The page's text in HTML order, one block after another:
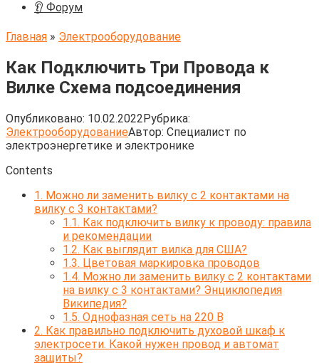
👂 Форум
Главная » Электрооборудование
Как Подключить Три Провода к
Вилке Схема подсоединения
Опубликовано: 10.02.2022Рубрика:
ЭлектрооборудованиеАвтор: Cпециалист по
электроэнергетике и электронике
Contents
1. Можно ли заменить вилку с 2 контактами на
вилку с 3 контактами?
1.1. Как подключить вилку к проводу: правила
и рекомендации
1.2. Как выглядит вилка для США?
1.3. Цветовая маркировка проводов
1.4. Можно ли заменить вилку с 2 контактами
на вилку с 3 контактами? Энциклопедия
Википедия?
1.5. Однофазная сеть на 220 В
2. Как правильно подключить духовой шкаф к
электросети. Какой нужен провод и автомат
защиты?